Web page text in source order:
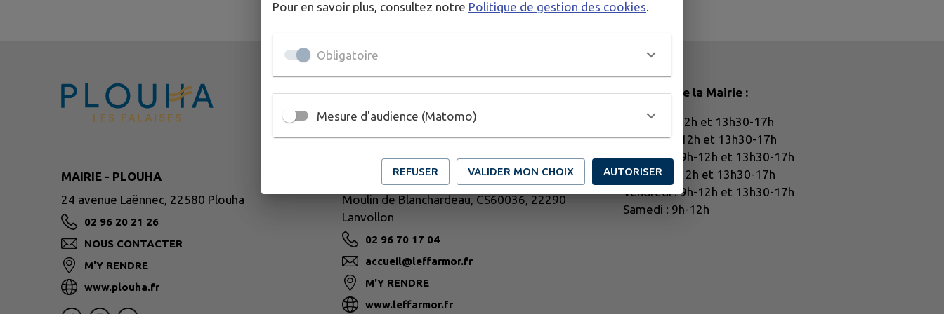
MAIRIE - PLOUHA
24 avenue Laënnec, 22580 Plouha
02 96 20 21 26
NOUS CONTACTER
M'Y RENDRE
www.plouha.fr
LEFF ARMOR COMMUNAUTÉ
Moulin de Blanchardeau, CS60036, 22290
Lanvollon
02 96 70 17 04
accueil@leffarmor.fr
M'Y RENDRE
www.leffarmor.fr
Horaires de la Mairie :
Lundi : 9h-12h et 13h30-17h
Mardi : 9h-12h et 13h30-17h
Mercredi : 9h-12h et 13h30-17h
Jeudi : 9h-12h et 13h30-17h
Vendredi : 9h-12h et 13h30-17h
Samedi : 9h-12h
Pour en savoir plus, consultez notre Politique de gestion des cookies.
Obligatoire
Mesure d'audience (Matomo)
REFUSER VALIDER MON CHOIX AUTORISER